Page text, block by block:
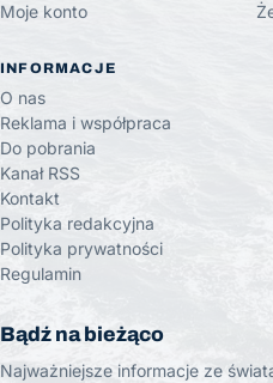
Moje konto
INFORMACJE
O nas
Reklama i współpraca
Do pobrania
Kanał RSS
Kontakt
Polityka redakcyjna
Polityka prywatności
Regulamin
Bądź na bieżąco
Najważniejsze informacje ze